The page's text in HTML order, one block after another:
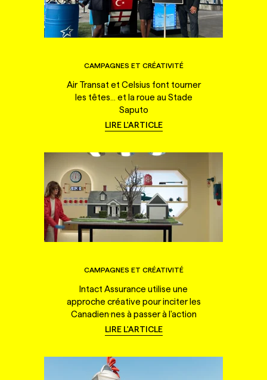
CAMPAGNES ET CRÉATIVITÉ
Air Transat et Celsius font tourner
les têtes... et la roue au Stade
Saputo
LIRE L'ARTICLE
CAMPAGNES ET CRÉATIVITÉ
Intact Assurance utilise une
approche créative pour inciter les
Canadien·nes à passer à l'action
LIRE L'ARTICLE